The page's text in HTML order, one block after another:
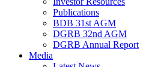
Publications
BDB 31st AGM
DGRB 32nd AGM
DGRB Annual Report
Media